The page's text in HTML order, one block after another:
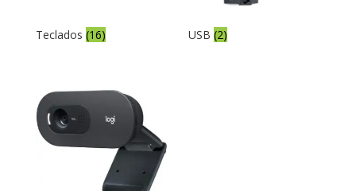
Teclados (16) USB(2)